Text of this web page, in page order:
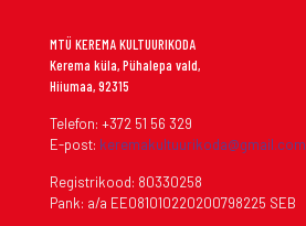
MTÜ KEREMA KULTUURIKODA
Kerema küla, Pühalepa vald,
Hiiumaa, 92315
Telefon: +372 51 56 329
E-post: keremakultuurikoda@gmail.com
Registrikood: 80330258
Pank: a/a EE081010220200798225 SEB